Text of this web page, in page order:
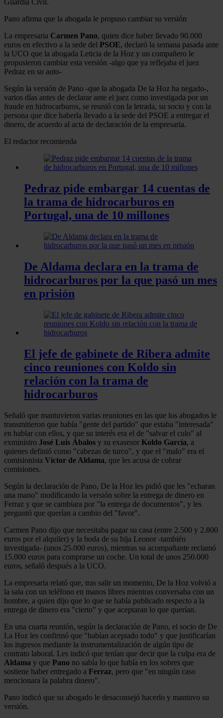
Guardia Civil.
Pano afirma que la abogada le propuso cambiar su versión
La empresaria Carmen Pano, quien dice haber llevado 90.000
euros en efectivo a la sede del PSOE, declaró la semana pasada ante
la UCO que la abogada Leticia de la Hoz y un compañero le
propusieron cambiar esta versión -algo que ya reflejaba el juez
Pedraz en su auto-
Según la versión de Pano -que la abogada De la Hoz ha negado-,
varios días antes de declarar ante el juez como investigada por un
fraude en hidrocarburos, se reunió con la letrada, su socio y con la
persona que dice haberla llevado a la sede del PSOE a entregar el
dinero, de acuerdo al acta de declaración de la empresaria.
El redactor recomienda
Pedraz pide embargar 14 cuentas de
la trama de hidrocarburos en
Portugal, una de 10 millones
De Aldama declara en la trama de
hidrocarburos por la que pasó un mes
en prisión
El jefe de gabinete de Ribera admite
cinco reuniones con Koldo sin
relación con la trama de
hidrocarburos
Señaló que mantuvieron varias reuniones en las que los abogados le
transmitieron que había "gente del partido" que estaba "interesada"
en hablar con ellos, y que su interés era el de "salvar el culo" al
exministro José Luis Ábalos y su exasesor Koldo García, a
quienes definió como "cabezas de turco", y que el "malo" era el
comisionista Víctor de Aldama, que les acusa de cobrar
comisiones.
Según la declaración de Pano, De la Hoz les pidió que les "echaran
una mano" modificando la versión sobre la entrega de dinero en
Ferraz y que se cambiara por "la entrega de documentos", y les
preguntó que querían a cambio del "favor".
Carmen Pano dijo que necesitaba pagar su casa (entre 2.500 y 2.800
euros por el alquiler) y la boda de su hija Leonor -también
investigada- (unos 25.000 euros), mientras su acompañante reclamó
15.000 euros para comprarse un coche. Un total de unos 250.000
euros, señaló después a la UCO.
La empresaria relató que, tras salir un momento, De la Hoz volvió a
la sala con un teléfono en manos libres mientras conversaba con un
hombre, a quien dijo que lo que se había publicado respecto a la
entrega de dinero era "cierto" y que aceptaran lo que querían.
En una cuarta reunión, según la declaración de Pano, el socio de De
La Hoz les confirmó que "habían aceptado todo" y que justificarían
los ingresos mediante la instrumentalización de algún tipo de
contrato laboral. Les indicó que tenían que decir que la culpa era de
Aldama y que Pano no sabía lo que había en los sobres que
sostiene haber entregado a Ferraz, pero que "en ningún caso
mencionara la palabra dinero".
Pano indicó que su abogado le desaconsejó hacerlo y mantuvo su
versión.